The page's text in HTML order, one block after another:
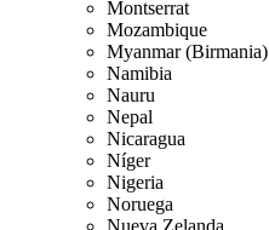
Montserrat
Mozambique
Myanmar (Birmania)
Namibia
Nauru
Nepal
Nicaragua
Níger
Nigeria
Noruega
Nueva Zelanda